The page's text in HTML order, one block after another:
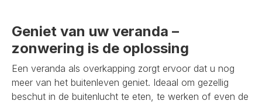
Geniet van uw veranda –
zonwering is de oplossing
Een veranda als overkapping zorgt ervoor dat u nog
meer van het buitenleven geniet. Ideaal om gezellig
beschut in de buitenlucht te eten, te werken of even de